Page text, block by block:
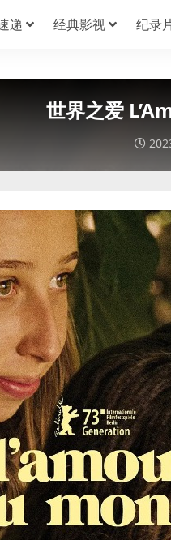
递 经典影视 纪录
世界之爱